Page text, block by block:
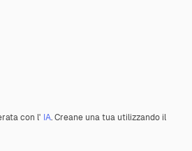
con l' IA. Creane una tua utilizzando il